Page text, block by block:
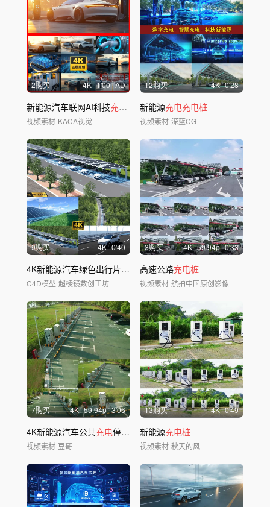
2购买 4K 1'00 AD
新能源汽车联网AI科技充电桩 锂电池
视频素材 KACA视觉
12购买 4K 0'28
新能源充电充电桩
视频素材 深蓝CG
9购买 4K 0'40
4K新能源汽车绿色出行片头 AEC4D
C4D模型 超棱镜数创工坊
3购买 4K 59.94p 0'33
高速公路充电桩
视频素材 航拍中国原创影像
7购买 4K 59.94p 3'06
4K新能源汽车公共充电停车场航拍空镜
视频素材 豆哥
13购买 4K 0'49
新能源充电桩
视频素材 秋天的风